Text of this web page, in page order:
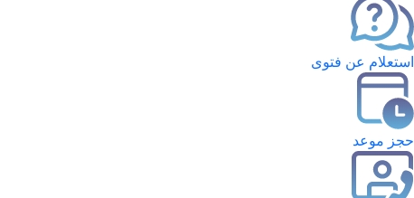
استعلام عن فتوى
حجز موعد